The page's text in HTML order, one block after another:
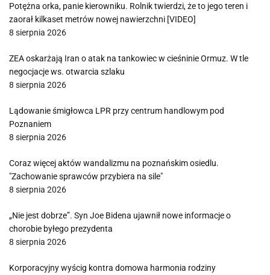
Potężna orka, panie kierowniku. Rolnik twierdzi, że to jego teren i
zaorał kilkaset metrów nowej nawierzchni [VIDEO]
8 sierpnia 2026
ZEA oskarżają Iran o atak na tankowiec w cieśninie Ormuz. W tle
negocjacje ws. otwarcia szlaku
8 sierpnia 2026
Lądowanie śmigłowca LPR przy centrum handlowym pod
Poznaniem
8 sierpnia 2026
Coraz więcej aktów wandalizmu na poznańskim osiedlu.
"Zachowanie sprawców przybiera na sile"
8 sierpnia 2026
„Nie jest dobrze”. Syn Joe Bidena ujawnił nowe informacje o
chorobie byłego prezydenta
8 sierpnia 2026
Korporacyjny wyścig kontra domowa harmonia rodziny